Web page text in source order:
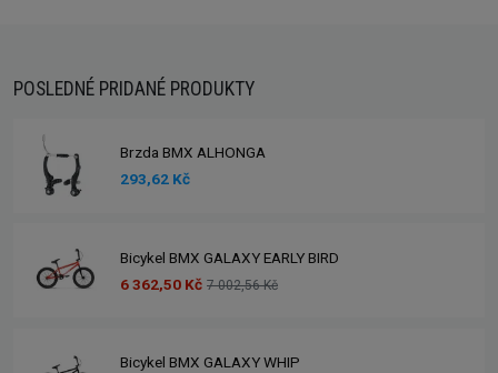
POSLEDNÉ PRIDANÉ PRODUKTY
Brzda BMX ALHONGA
293,62 Kč
Bicykel BMX GALAXY EARLY BIRD
6 362,50 Kč 7 002,56 Kč
Bicykel BMX GALAXY WHIP